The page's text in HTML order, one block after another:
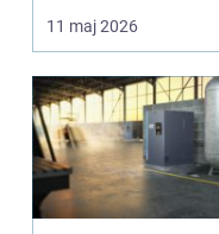
11 maj 2026